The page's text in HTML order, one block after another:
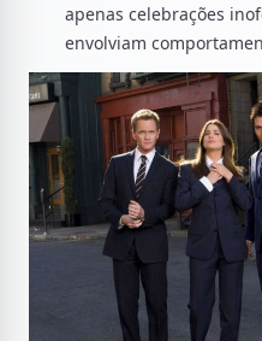
apenas celebrações
envolviam